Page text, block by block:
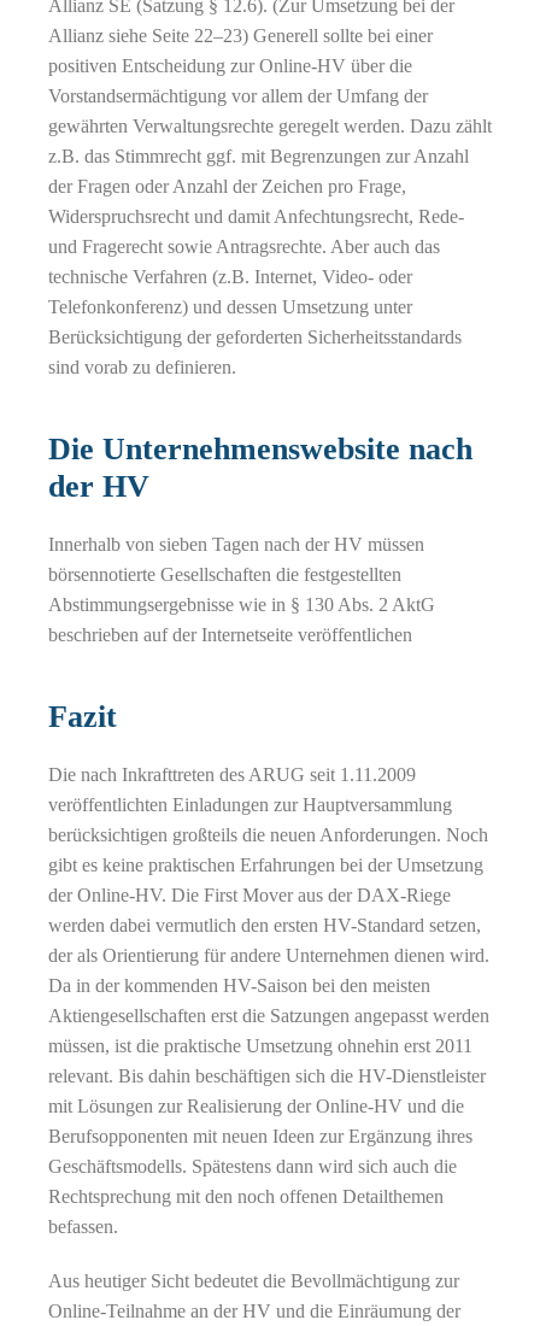
Allianz SE (Satzung § 12.6). (Zur Umsetzung bei der
Allianz siehe Seite 22–23) Generell sollte bei einer
positiven Entscheidung zur Online-HV über die
Vorstandsermächtigung vor allem der Umfang der
gewährten Verwaltungsrechte geregelt werden. Dazu zählt
z.B. das Stimmrecht ggf. mit Begrenzungen zur Anzahl
der Fragen oder Anzahl der Zeichen pro Frage,
Widerspruchsrecht und damit Anfechtungsrecht, Rede-
und Fragerecht sowie Antragsrechte. Aber auch das
technische Verfahren (z.B. Internet, Video- oder
Telefonkonferenz) und dessen Umsetzung unter
Berücksichtigung der geforderten Sicherheitsstandards
sind vorab zu definieren.
Die Unternehmenswebsite nach
der HV
Innerhalb von sieben Tagen nach der HV müssen
börsennotierte Gesellschaften die festgestellten
Abstimmungsergebnisse wie in § 130 Abs. 2 AktG
beschrieben auf der Internetseite veröffentlichen
Fazit
Die nach Inkrafttreten des ARUG seit 1.11.2009
veröffentlichten Einladungen zur Hauptversammlung
berücksichtigen großteils die neuen Anforderungen. Noch
gibt es keine praktischen Erfahrungen bei der Umsetzung
der Online-HV. Die First Mover aus der DAX-Riege
werden dabei vermutlich den ersten HV-Standard setzen,
der als Orientierung für andere Unternehmen dienen wird.
Da in der kommenden HV-Saison bei den meisten
Aktiengesellschaften erst die Satzungen angepasst werden
müssen, ist die praktische Umsetzung ohnehin erst 2011
relevant. Bis dahin beschäftigen sich die HV-Dienstleister
mit Lösungen zur Realisierung der Online-HV und die
Berufsopponenten mit neuen Ideen zur Ergänzung ihres
Geschäftsmodells. Spätestens dann wird sich auch die
Rechtsprechung mit den noch offenen Detailthemen
befassen.
Aus heutiger Sicht bedeutet die Bevollmächtigung zur
Online-Teilnahme an der HV und die Einräumung der
Switch The Language